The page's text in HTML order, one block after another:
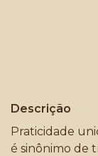
Descrição
Praticidade
é sinônimo de